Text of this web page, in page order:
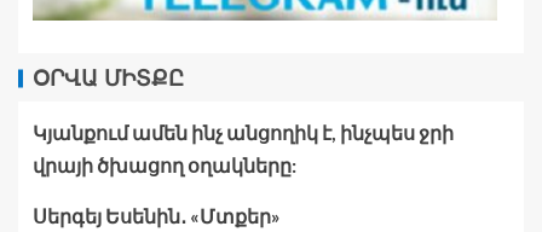
ՕՐՎԱ ՄԻՏՔԸ
Կյանքում ամեն ինչ անցողիկ է, ինչպես ջրի
վրայի ծխացող օղակները:
Սերգեյ Եսենին․ «Մտքեր»